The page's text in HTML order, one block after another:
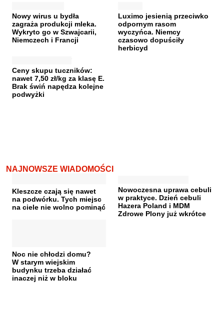
Nowy wirus u bydła
zagraża produkcji mleka.
Wykryto go w Szwajcarii,
Niemczech i Francji
Luximo jesienią przeciwko
odpornym rasom
wyczyńca. Niemcy
czasowo dopuściły
herbicyd
Ceny skupu tuczników:
nawet 7,50 zł/kg za klasę E.
Brak świń napędza kolejne
podwyżki
NAJNOWSZE WIADOMOŚCI
Kleszcze czają się nawet
na podwórku. Tych miejsc
na ciele nie wolno pominąć
Nowoczesna uprawa cebuli
w praktyce. Dzień cebuli
Hazera Poland i MDM
Zdrowe Plony już wkrótce
Noc nie chłodzi domu?
W starym wiejskim
budynku trzeba działać
inaczej niż w bloku